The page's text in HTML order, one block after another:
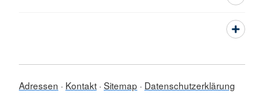
Adressen Kontakt Sitemap
Datenschutzerklärung